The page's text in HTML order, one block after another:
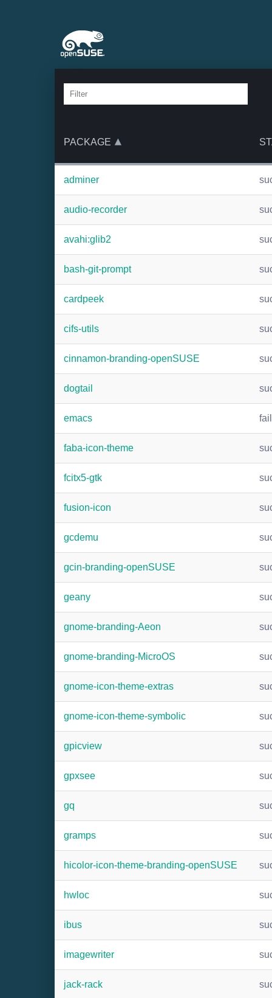
PACKAGE
adminer
audio-recorder
avahi:glib2
bash-git-prompt
cardpeek
cifs-utils
cinnamon-branding-openSUSE
dogtail
emacs
faba-icon-theme
fcitx5-gtk
fusion-icon
gcdemu
gcin-branding-openSUSE
geany
gnome-branding-Aeon
gnome-branding-MicroOS
gnome-icon-theme-extras
gnome-icon-theme-symbolic
gpicview
gpxsee
gq
gramps
hicolor-icon-theme-branding-openSUSE
hwloc
ibus
imagewriter
jack-rack